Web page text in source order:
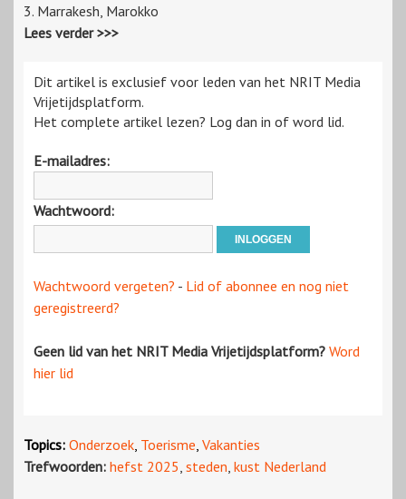
3. Marrakesh, Marokko
Lees verder >>>
Dit artikel is exclusief voor leden van het NRIT Media
Vrijetijdsplatform.
Het complete artikel lezen? Log dan in of word lid.
E-mailadres:
Wachtwoord:
Wachtwoord vergeten? - Lid of abonnee en nog niet
geregistreerd?
Geen lid van het NRIT Media Vrijetijdsplatform? Word
hier lid
Topics: Onderzoek, Toerisme, Vakanties
Trefwoorden: hefst 2025, steden, kust Nederland